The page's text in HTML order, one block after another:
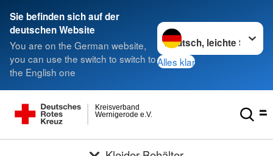
Sie befinden sich auf der
deutschen Website
You are on the German website,
you can use the switch to switch to
the English one
Sprache wechseln zu
Alles klar
Wernigerode e.V.
Kreisverband